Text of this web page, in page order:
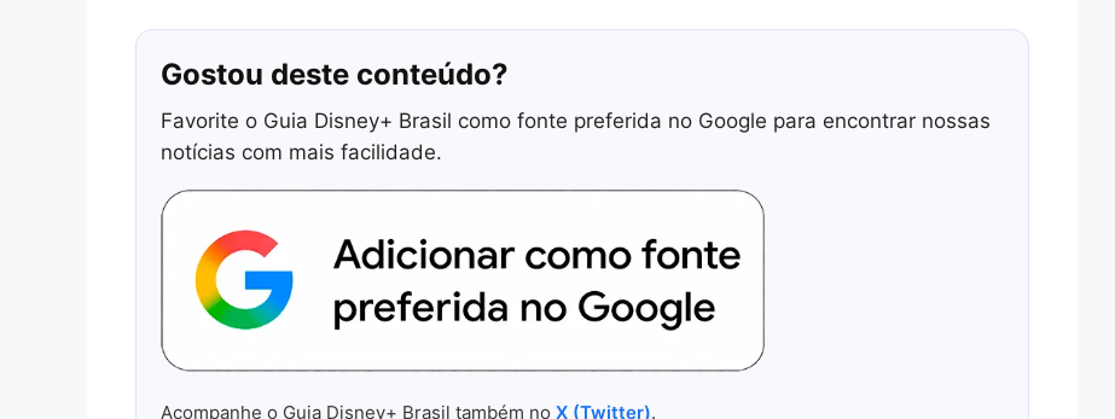
Gostou deste conteúdo?
Favorite o Guia Disney+ Brasil como fonte preferida no Google para encontrar nossas
notícias com mais facilidade.
Acompanhe o Guia Disney+ Brasil também no X (Twitter).